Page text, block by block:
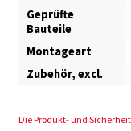
Geprüfte
Bauteile
Montageart
Zubehör, excl.
Die Produkt- und